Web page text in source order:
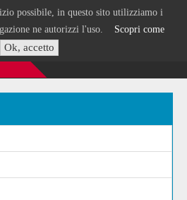
possibile, in questo sito utilizziamo i
ne autorizzi l'uso. Scopri come
Ok, accetto